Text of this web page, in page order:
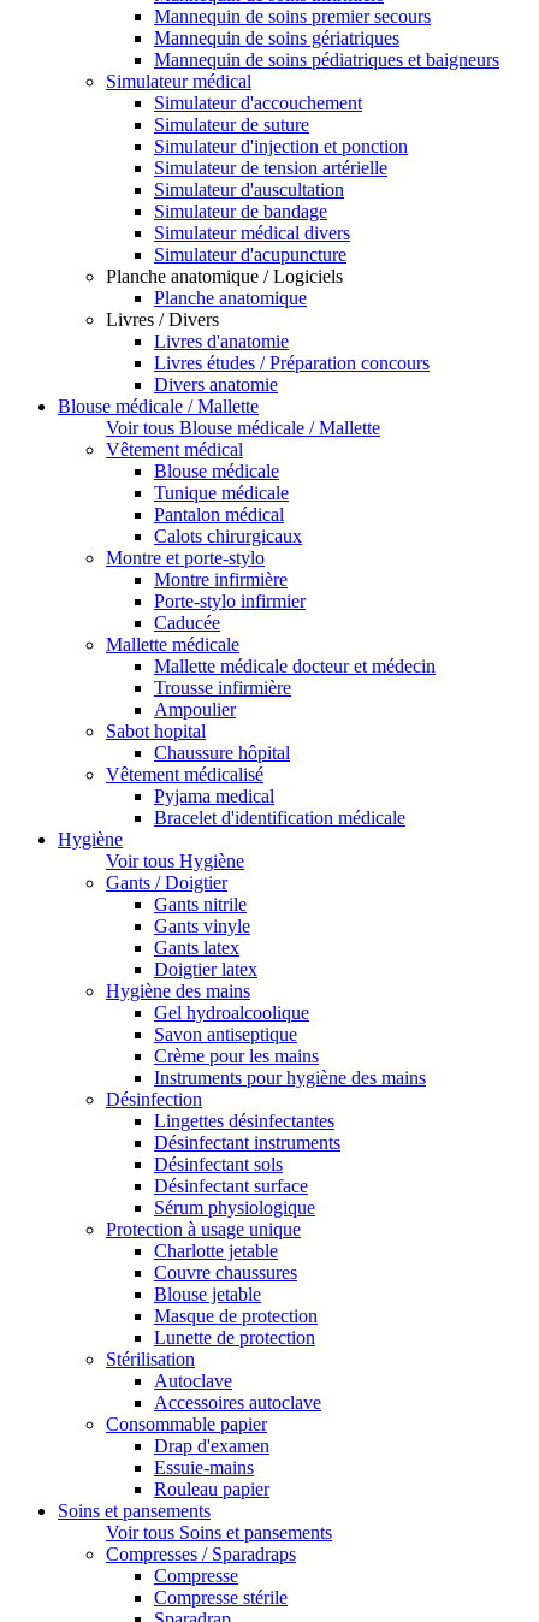
Mannequin de soins premier secours
Mannequin de soins gériatriques
Mannequin de soins pédiatriques et baigneurs
Simulateur médical
Simulateur d'accouchement
Simulateur de suture
Simulateur d'injection et ponction
Simulateur de tension artérielle
Simulateur d'auscultation
Simulateur de bandage
Simulateur médical divers
Simulateur d'acupuncture
Planche anatomique / Logiciels
Planche anatomique
Livres / Divers
Livres d'anatomie
Livres études / Préparation concours
Divers anatomie
Blouse médicale / Mallette
Voir tous Blouse médicale / Mallette
Vêtement médical
Blouse médicale
Tunique médicale
Pantalon médical
Calots chirurgicaux
Montre et porte-stylo
Montre infirmière
Porte-stylo infirmier
Caducée
Mallette médicale
Mallette médicale docteur et médecin
Trousse infirmière
Ampoulier
Sabot hopital
Chaussure hôpital
Vêtement médicalisé
Pyjama medical
Bracelet d'identification médicale
Hygiène
Voir tous Hygiène
Gants / Doigtier
Gants nitrile
Gants vinyle
Gants latex
Doigtier latex
Hygiène des mains
Gel hydroalcoolique
Savon antiseptique
Crème pour les mains
Instruments pour hygiène des mains
Désinfection
Lingettes désinfectantes
Désinfectant instruments
Désinfectant sols
Désinfectant surface
Sérum physiologique
Protection à usage unique
Charlotte jetable
Couvre chaussures
Blouse jetable
Masque de protection
Lunette de protection
Stérilisation
Autoclave
Accessoires autoclave
Consommable papier
Drap d'examen
Essuie-mains
Rouleau papier
Soins et pansements
Voir tous Soins et pansements
Compresses / Sparadraps
Compresse
Compresse stérile